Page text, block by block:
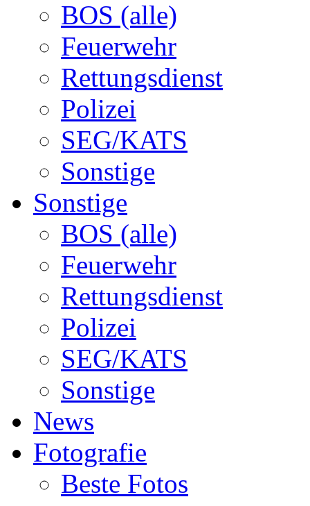
BOS (alle)
Feuerwehr
Rettungsdienst
Polizei
SEG/KATS
Sonstige
Sonstige
BOS (alle)
Feuerwehr
Rettungsdienst
Polizei
SEG/KATS
Sonstige
News
Fotografie
Beste Fotos